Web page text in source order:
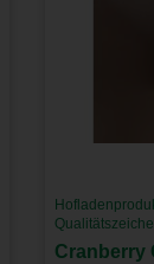
Cranberry